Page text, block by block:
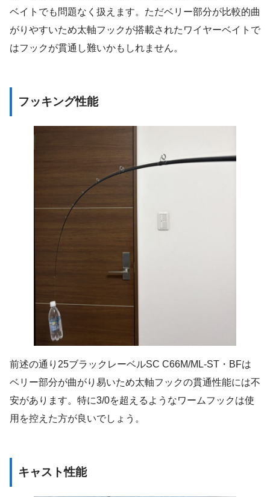
ベイトでも問題なく扱えます。ただベリー部分が比較的曲
がりやすいため太軸フックが搭載されたワイヤーベイトで
はフックが貫通し難いかもしれません。
フッキング性能
前述の通り25ブラックレーベルSC C66M/ML-ST・BFは
ベリー部分が曲がり易いため太軸フックの貫通性能には不
安があります。特に3/0を超えるようなワームフックは使
用を控えた方が良いでしょう。
キャスト性能